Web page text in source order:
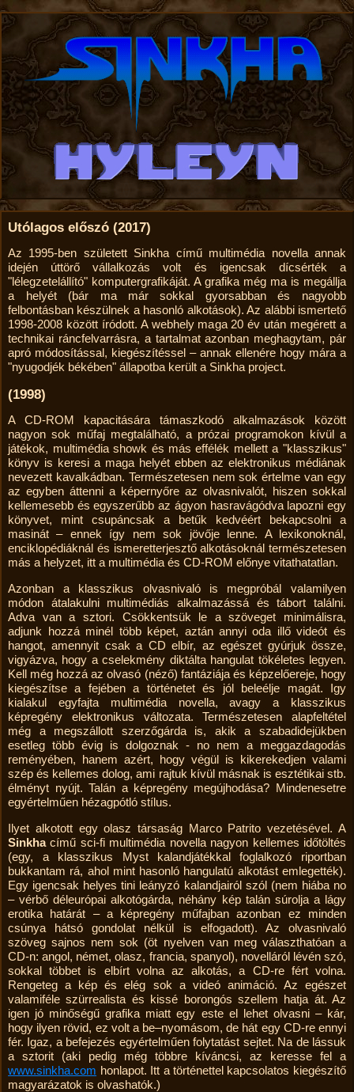
Utólagos előszó (2017)
Az 1995-ben született Sinkha című multimédia novella annak
idején úttörő vállalkozás volt és igencsak dícsérték a
"lélegzetelállító" komputerg­rafikáját. A grafika még ma is megállja
a helyét (bár ma már sokkal gyorsabban és nagyobb
felbontásban készülnek a hasonló alkotások). Az alábbi ismertető
1998-2008 között íródott. A webhely maga 20 év után megérett a
technikai ránc­felvarrásra, a tartalmat azonban meghagytam, pár
apró módosítással, kiegészítéssel – annak ellenére hogy mára a
"nyugodjék békében" állapotba került a Sinkha project.
(1998)
A CD-ROM kapacitására támaszkodó alkalmazások között
nagyon sok műfaj megtalálható, a prózai programokon kívül a
játékok, multimédia showk és más effélék mellett a "klasszikus"
könyv is keresi a maga helyét ebben az elektronikus médiának
nevezett kavalkádban. Természetesen nem sok értelme van egy
az egyben áttenni a képernyőre az olvasnivalót, hiszen sokkal
kellemesebb és egyszerűbb az ágyon hasravágódva lapozni egy
könyvet, mint csupáncsak a betűk kedvéért bekapcsolni a
masinát – ennek így nem sok jövője lenne. A lexikonoknál,
enciklopédiáknál és ismeretterjesztő alkotásoknál természetesen
más a helyzet, itt a multimédia és CD-ROM előnye vitathatatlan.
Azonban a klasszikus olvasnivaló is megpróbál valamilyen
módon átalakulni multimédiás alkal­mazássá és tábort találni.
Adva van a sztori. Csökkentsük le a szöveget minimálisra,
adjunk hozzá minél több képet, aztán annyi oda illő videót és
hangot, amennyit csak a CD elbír, az egészet gyúrjuk össze,
vigyázva, hogy a cselekmény diktálta hangulat tökéletes legyen.
Kell még hozzá az olvasó (néző) fantáziája és képzelőereje, hogy
kiegészítse a fejében a történetet és jól beleélje magát. Igy
kialakul egyfajta multimédia novella, avagy a klasszikus
képregény elektronikus változata. Természetesen alapfeltétel
még a megszállott szerzőgárda is, akik a szabadidejükben
esetleg több évig is dolgoznak - no nem a meggazdagodás
reményében, hanem azért, hogy végül is kikerekedjen valami
szép és kellemes dolog, ami rajtuk kívül másnak is esztétikai stb.
élményt nyújt. Talán a képregény megújhodása? Mindenesetre
egyértelműen hézagpótló stílus.
Ilyet alkotott egy olasz társaság Marco Patrito vezetésével. A
Sinkhacímű sci-fi multimédia novella nagyon kellemes időtöltés
(egy, a klasszikus Myst kalandjátékkal foglalkozó riportban
bukkantam rá, ahol mint hasonló hangulatú alkotást emlegették).
Egy igencsak helyes tini leányzó kalandjairól szól (nem hiába no
– vérbő déleurópai alkotógárda, néhány kép talán súrolja a lágy
erotika határát – a képregény műfajban azonban ez minden
csúnya hátsó gondolat nélkül is elfogadott). Az olvasnivaló
szöveg sajnos nem sok (öt nyelven van meg választhatóan a
CD-n: angol, német, olasz, francia, spanyol), novelláról lévén szó,
sokkal többet is elbírt volna az alkotás, a CD-re fért volna.
Rengeteg a kép és elég sok a videó animáció. Az egészet
valamiféle szürrealista és kissé borongós szellem hatja át. Az
igen jó minőségű grafika miatt egy este el lehet olvasni – kár,
hogy ilyen rövid, ez volt a be–nyomásom, de hát egy CD-re ennyi
fér. Igaz, a befejezés egyértelműen folytatást sejtet. Na de lássuk
a sztorit (aki pedig még többre kíváncsi, az keresse fel a
www.sinkha.com honlapot. Itt a történettel kapcsolatos kiegészítő
magyarázatok is olvashatók.)